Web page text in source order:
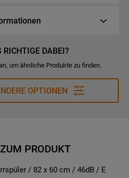
RICHTIGE DABEI?
um ähnliche Produkte zu finden.
OPTIONEN
PRODUKT
/ 82 x 60 cm / 46dB / E